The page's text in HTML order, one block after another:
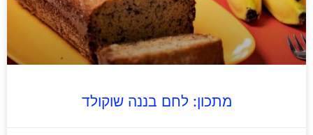
מתכון: לחם בננה שוקולד